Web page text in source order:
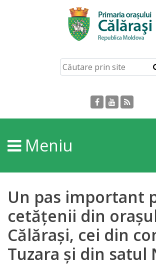
Despre
Orașului
Personalități
Regulamente
Orașe
înfrățite
Meniu
Un pas important
cetățenii din
Călărași, cei din
Tuzara și din satul